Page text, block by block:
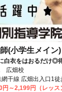
(小学生メイン)
白衣をはおるだけ◎
広畑校
干線 広畑出入口1
、山陽電鉄網干線
～2,199円（レッス